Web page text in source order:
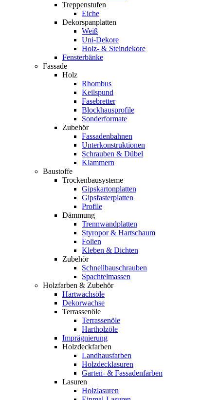
Treppenstufen
Eiche
Dekorspanplatten
Weiß
Uni-Dekore
Holz- & Steindekore
Fensterbänke
Fassade
Holz
Rhombus
Keilspund
Fasebretter
Blockhausprofile
Sonderformate
Zubehör
Fassadenbahnen
Unterkonstruktionen
Schrauben & Dübel
Klammern
Baustoffe
Trockenbausysteme
Gipskartonplatten
Gipsfasterplatten
Profile
Dämmung
Trennwandplatten
Styropor & Hartschaum
Folien
Kleben & Dichten
Zubehör
Schnellbauschrauben
Spachtelmassen
Holzfarben & Zubehör
Hartwachsöle
Dekorwachse
Terrassenöle
Terrassenöle
Hartholzöle
Imprägnierung
Holzdeckfarben
Landhausfarben
Holzdecklasuren
Garten- & Fassadenfarben
Lasuren
Holzlasuren